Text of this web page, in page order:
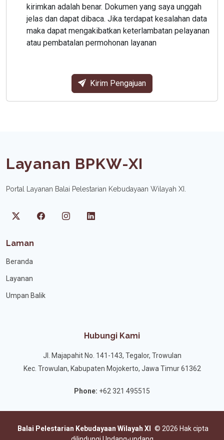
kirimkan adalah benar. Dokumen yang saya unggah
jelas dan dapat dibaca. Jika terdapat kesalahan data
maka dapat mengakibatkan keterlambatan pelayanan
atau pembatalan permohonan layanan
Kirim Pengajuan
Layanan BPKW-XI
Portal Layanan Balai Pelestarian Kebudayaan Wilayah XI.
Laman
Beranda
Layanan
Umpan Balik
Hubungi Kami
Jl. Majapahit No. 141-143, Tegalor, Trowulan
Kec. Trowulan, Kabupaten Mojokerto, Jawa Timur 61362
Phone: +62 321 495515
Balai Pelestarian Kebudayaan Wilayah XI © 2026 Hak cipta